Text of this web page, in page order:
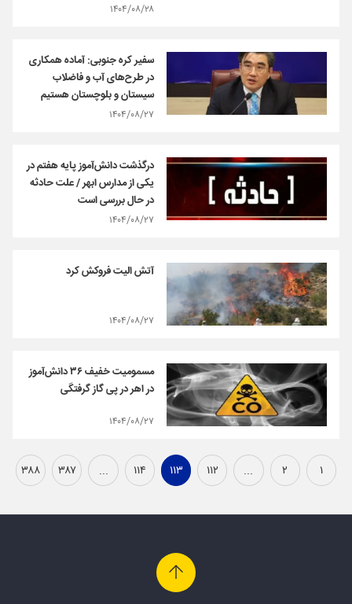
۱۴۰۴/۰۸/۲۸
سفیر کره جنوبی: آماده همکاری
در طرح‌های آب و فاضلاب
سیستان و بلوچستان هستیم
۱۴۰۴/۰۸/۲۷
درگذشت دانش‌آموز پایه هفتم در
یکی از مدارس ابهر / علت حادثه
در حال بررسی است
۱۴۰۴/۰۸/۲۷
آتش الیت فروکش کرد
۱۴۰۴/۰۸/۲۷
مسمومیت خفیف ۳۶ دانش‌آموز
در اهر در پی گاز گرفتگی
۱۴۰۴/۰۸/۲۷
۱ ۲ ... ۱۱۲ ۱۱۳ ۱۱۴ ... ۳۸۷ ۳۸۸